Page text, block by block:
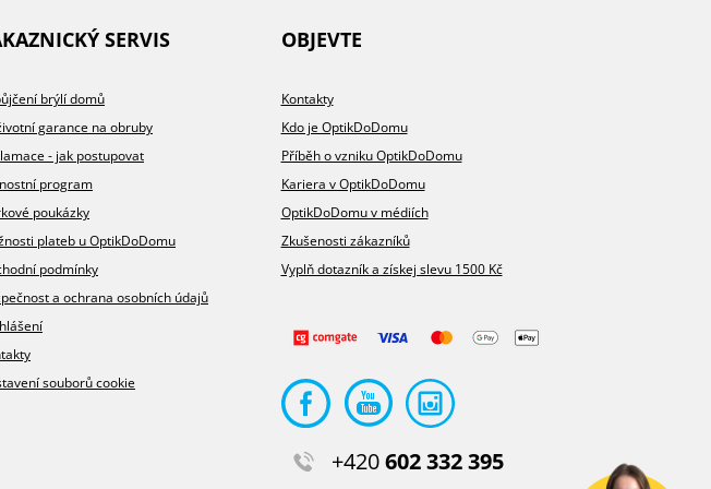
SERVIS
brýlí domů
garance na obruby
- jak postupovat
program
poukázky
plateb u OptikDoDomu
podmínky
a ochrana osobních údajů
souborů cookie
OBJEVTE
Kontakty
Kdo je OptikDoDomu
Příběh o vzniku OptikDoDomu
Kariera v OptikDoDomu
OptikDoDomu v médiích
Zkušenosti zákazníků
Vyplň dotazník a získej slevu 1500 Kč
+420602 332 395